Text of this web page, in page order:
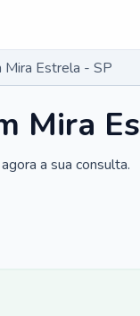
Estrela - SP
Mira
a sua consulta.